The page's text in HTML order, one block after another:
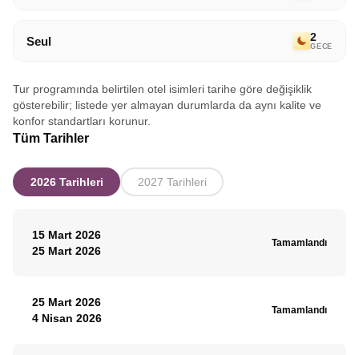
Seul 2
GECE
Tur programında belirtilen otel isimleri tarihe göre değişiklik
gösterebilir; listede yer almayan durumlarda da aynı kalite ve
konfor standartları korunur.
Tüm Tarihler
2026 Tarihleri 2027 Tarihleri
15 Mart 2026
25 Mart 2026
Tamamlandı
25 Mart 2026
4 Nisan 2026
Tamamlandı